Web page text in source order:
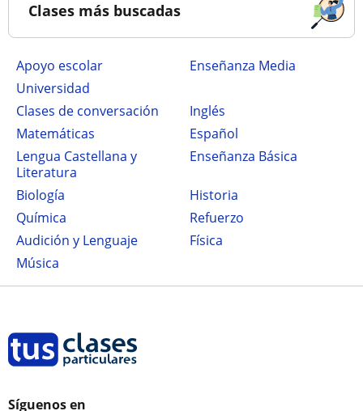
Clases más buscadas
Apoyo escolar
Enseñanza Media
Universidad
Clases de conversación
Inglés
Matemáticas
Español
Lengua Castellana y
Literatura
Enseñanza Básica
Biología
Historia
Química
Refuerzo
Audición y Lenguaje
Física
Música
Síguenos en